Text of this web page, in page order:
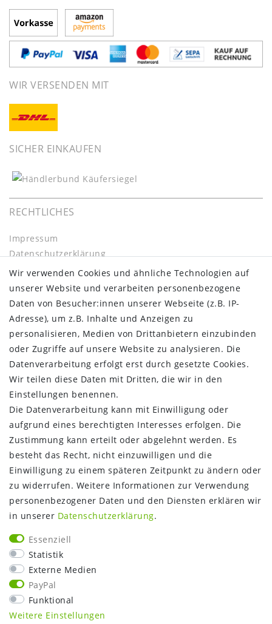
WIR VERSENDEN MIT
SICHER EINKAUFEN
RECHTLICHES
Impressum
Daten­schutz­erklärung
AGB
Barrierefreiheitserklärung
Widerrufs­recht
Kontakt
Vertrag widerrufen
INFORMATIONEN:
Zahlungsinformationen
Versandinformationen
Über uns
Gutschein
NEWS
Google Maps
Kundenbewertungen
Kontakt
Mein Konto
Warenkorb
Kasse
Vorteile
Wir verwenden Cookies und ähnliche Technologien auf
unserer Website und verarbeiten personenbezogene
Daten von Besucher:innen unserer Webseite (z.B. IP-
Adresse), um z.B. Inhalte und Anzeigen zu
personalisieren, Medien von Drittanbietern einzubinden
oder Zugriffe auf unsere Website zu analysieren. Die
Datenverarbeitung erfolgt erst durch gesetzte Cookies.
Wir teilen diese Daten mit Dritten, die wir in den
Einstellungen benennen.
Die Datenverarbeitung kann mit Einwilligung oder
aufgrund eines berechtigten Interesses erfolgen. Die
Zustimmung kann erteilt oder abgelehnt werden. Es
besteht das Recht, nicht einzuwilligen und die
Einwilligung zu einem späteren Zeitpunkt zu ändern oder
zu widerrufen. Weitere Informationen zur Verwendung
personenbezogener Daten und den Diensten erklären wir
in unserer Daten­schutz­erklärung.
Essenziell
Statistik
Externe Medien
PayPal
Funktional
Weitere Einstellungen